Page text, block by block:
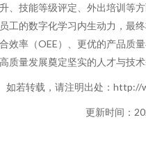
、技能等级评定、外出培训等
工的数字化学习内生动力，最
效率（OEE）、更优的产品质
质量发展奠定坚实的人才与技术
如若转载，请注明出处：
更新时间：